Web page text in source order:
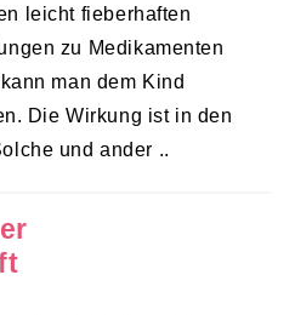
leicht fieberhaften
zu Medikamenten
man dem Kind
Die Wirkung ist in den
und ander ..